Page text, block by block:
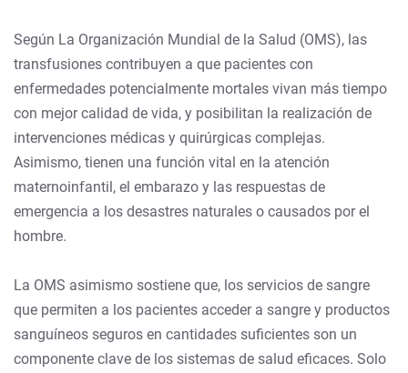
Según La Organización Mundial de la Salud (OMS), las
transfusiones contribuyen a que pacientes con
enfermedades potencialmente mortales vivan más tiempo
con mejor calidad de vida, y posibilitan la realización de
intervenciones médicas y quirúrgicas complejas.
Asimismo, tienen una función vital en la atención
maternoinfantil, el embarazo y las respuestas de
emergencia a los desastres naturales o causados por el
hombre.
La OMS asimismo sostiene que, los servicios de sangre
que permiten a los pacientes acceder a sangre y productos
sanguíneos seguros en cantidades suficientes son un
componente clave de los sistemas de salud eficaces. Solo